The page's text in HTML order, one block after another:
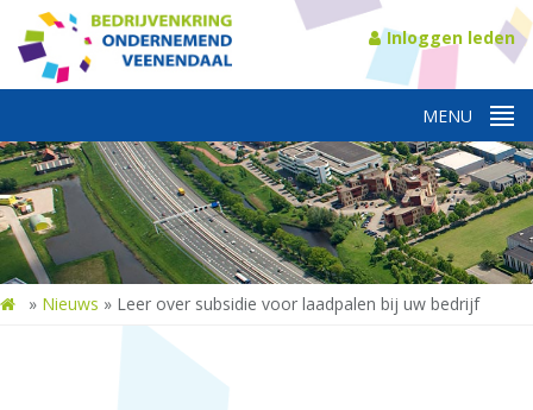
Inloggen leden
» Nieuws » Leer over subsidie voor laadpalen bij uw bedrijf